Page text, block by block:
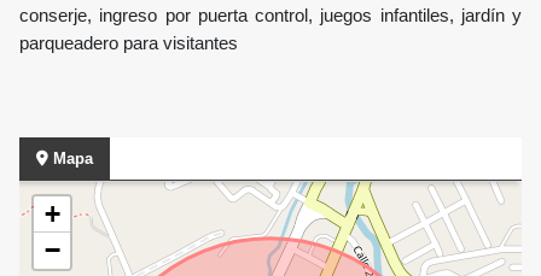
conserje, ingreso por puerta control, juegos infantiles, jardín y
parqueadero para visitantes
Mapa
+
−